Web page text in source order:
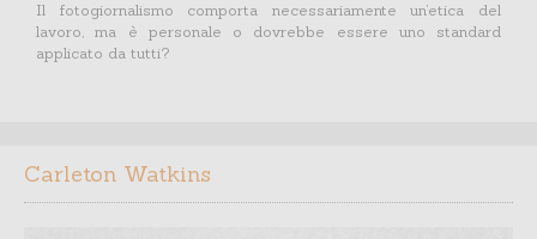
Il fotogiornalismo comporta necessariamente un’etica del
lavoro, ma è personale o dovrebbe essere uno standard
applicato da tutti?
Carleton Watkins